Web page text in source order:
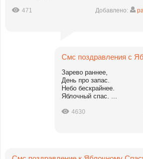
471 Добавлено:
Смс поздравления с
Зарево раннее,
День про запас.
Небо бескрайнее.
Яблочный спас. ...
4630